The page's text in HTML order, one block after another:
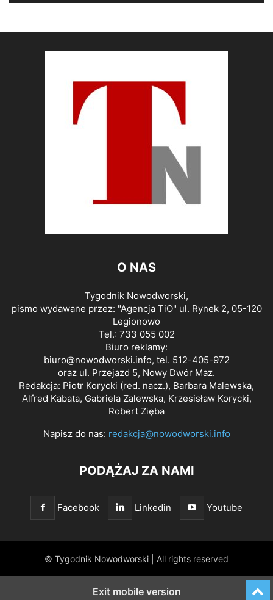
O NAS
Tygodnik Nowodworski,
pismo wydawane przez: "Agencja TiO" ul. Rynek 2, 05-120
Legionowo
Tel.: 733 055 002
Biuro reklamy:
biuro@nowodworski.info, tel. 512-405-972
oraz ul. Przejazd 5, Nowy Dwór Maz.
Redakcja: Piotr Korycki (red. nacz.), Barbara Malewska,
Alfred Kabata, Gabriela Zalewska, Krzesisław Korycki,
Robert Zięba
Napisz do nas: redakcja@nowodworski.info
PODĄŻAJ ZA NAMI
Facebook Linkedin Youtube
© Tygodnik Nowodworski | All rights reserved
Exit mobile version